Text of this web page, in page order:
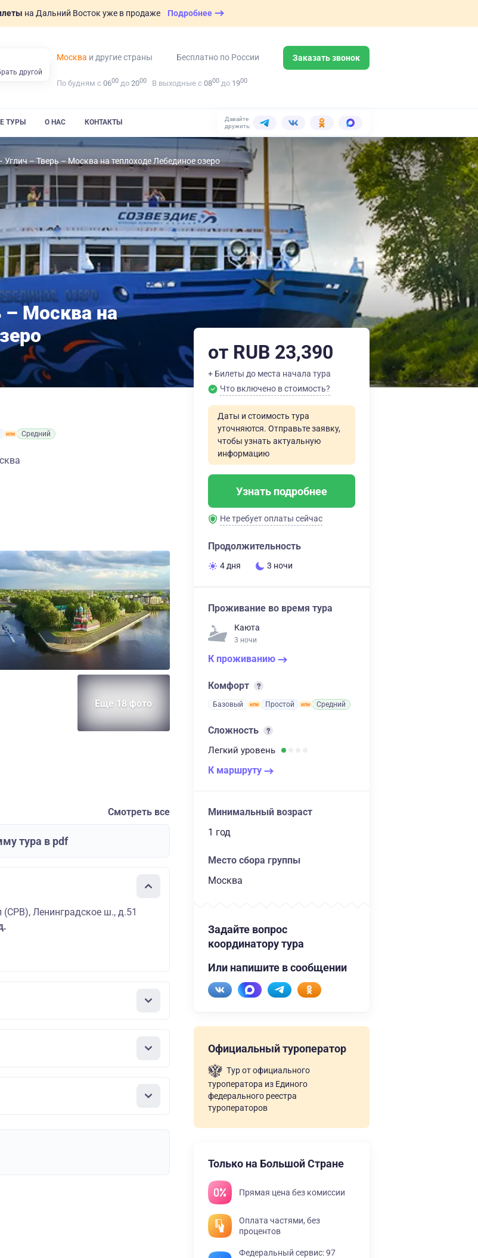
на Дальний Восток уже в продаже Подробнее
Москва и другие страны Бесплатно по России Заказать звонок
По будням с 0600 до 2000 В выходные с 0800 до 1900
ТУРЫ О НАС КОНТАКТЫ
Давайте
дружить:
Углич – Тверь – Москва на теплоходе Лебединое озеро
– Москва на
Средний
Еще 18 фото
Смотреть все
тура в pdf
Ленинградское ш., д.51
от RUB 23,390
+ Билеты до места начала тура
Что включено в стоимость?
Даты и стоимость тура
уточняются. Отправьте заявку,
чтобы узнать актуальную
информацию
Узнать подробнее
Не требует оплаты сейчас
Продолжительность
4 дня 3 ночи
Проживание во время тура
Каюта
3 ночи
К проживанию
Комфорт
Базовый Простой Средний
Сложность
Легкий уровень
К маршруту
Минимальный возраст
1 год
Место сбора группы
Москва
Задайте вопрос
координатору тура
Или напишите в сообщении
Официальный туроператор
Тур от официального
туроператора из Единого
федерального реестра
туроператоров
Только на Большой Стране
Прямая цена без комиссии
Оплата частями, без
процентов
Федеральный сервис: 97
другой